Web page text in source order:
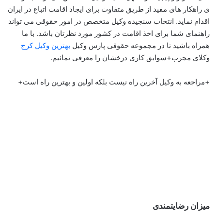
ی راهکار های مفید از طریق متفاوت برای ایجاد اقامت اتباع در ایران
اقدام نماید. انتخاب سنجیده وکیل متخصص در امور حقوقی می تواند
راهنمای شما برای اخذ اقامت در کشور مورد نظرتان باشد. با ما
همراه باشید تا در مجموعه حقوقی پارس وکیل بهترین وکیل کرج
وکلای مجرب+سوابق کاری درخشان را معرفی نمائیم.
+مراجعه به وکیل آخرین راه نیست بلکه اولین و بهترین راه است+
میزان رضایتمندی